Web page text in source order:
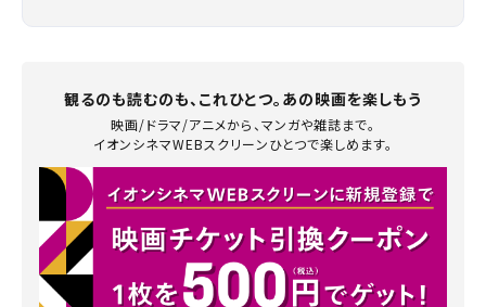
観るのも読むのも、これひとつ。あの映画を楽しもう
映画/ドラマ/アニメから、マンガや雑誌まで。
イオンシネマWEBスクリーンひとつで楽しめます。